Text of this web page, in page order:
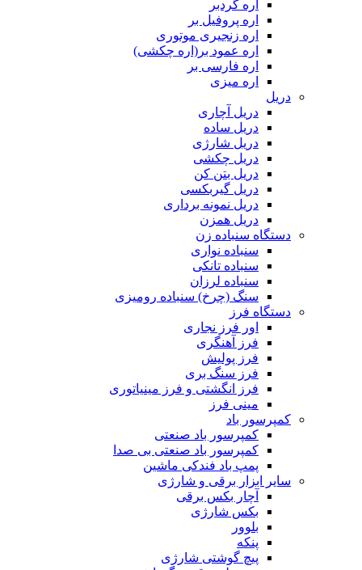
اره گردبر
اره پروفیل بر
اره زنجیری موتوری
اره عمود بر(اره چکشی)
اره فارسی بر
اره میزی
دریل
دریل آچاری
دریل ساده
دریل شارژی
دریل چکشی
دریل بتن کن
دریل گیربکسی
دریل نمونه برداری
دریل همزن
دستگاه سنباده زن
سنباده نواری
سنباده تانکی
سنباده لرزان
سنگ (چرخ) سنباده رومیزی
دستگاه فرز
اور فرز نجاری
فرز آهنگری
فرز پولیش
فرز سنگ بری
فرز انگشتی و فرز مینیاتوری
مینی فرز
کمپرسور باد
کمپرسور باد صنعتی
کمپرسور باد صنعتی بی صدا
پمپ باد فندکی ماشین
سایر ابزار برقی و شارژی
آچار بکس برقی
بکس شارژی
بلوور
پنکه
پیچ گوشتی شارژی